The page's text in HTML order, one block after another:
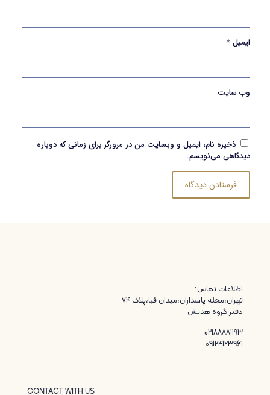
ایمیل*
وب‌ سایت
ذخیره نام، ایمیل و وبسایت من در مرورگر برای زمانی که دوباره
دیدگاهی می‌نویسم.
اطلاعات تماس:
تهران،محله پاسداران،میدان قبا،پلاک ۷۴
دفتر گروه هدیش
02188881193
09124123961
CONTACT WITH US